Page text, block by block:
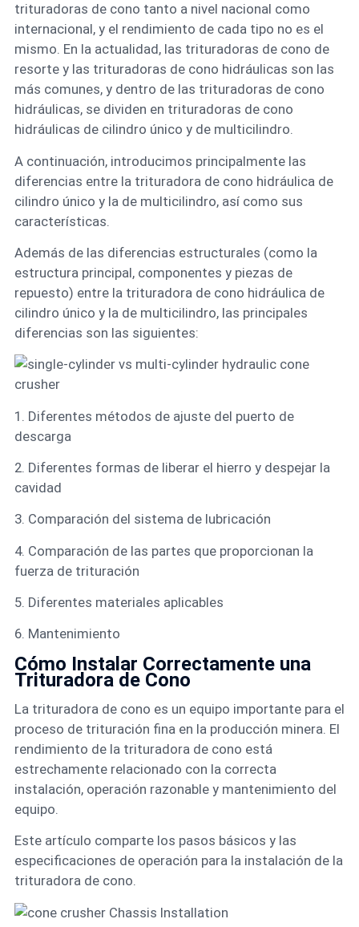
trituradoras de cono tanto a nivel nacional como
internacional, y el rendimiento de cada tipo no es el
mismo. En la actualidad, las trituradoras de cono de
resorte y las trituradoras de cono hidráulicas son las
más comunes, y dentro de las trituradoras de cono
hidráulicas, se dividen en trituradoras de cono
hidráulicas de cilindro único y de multicilindro.
A continuación, introducimos principalmente las
diferencias entre la trituradora de cono hidráulica de
cilindro único y la de multicilindro, así como sus
características.
Además de las diferencias estructurales (como la
estructura principal, componentes y piezas de
repuesto) entre la trituradora de cono hidráulica de
cilindro único y la de multicilindro, las principales
diferencias son las siguientes:
1. Diferentes métodos de ajuste del puerto de
descarga
2. Diferentes formas de liberar el hierro y despejar la
cavidad
3. Comparación del sistema de lubricación
4. Comparación de las partes que proporcionan la
fuerza de trituración
5. Diferentes materiales aplicables
6. Mantenimiento
Cómo Instalar Correctamente una
Trituradora de Cono
La trituradora de cono es un equipo importante para el
proceso de trituración fina en la producción minera. El
rendimiento de la trituradora de cono está
estrechamente relacionado con la correcta
instalación, operación razonable y mantenimiento del
equipo.
Este artículo comparte los pasos básicos y las
especificaciones de operación para la instalación de la
trituradora de cono.